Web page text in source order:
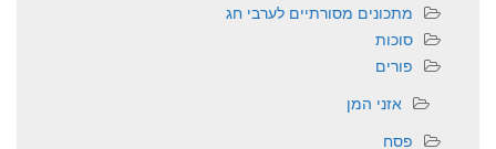
מתכונים מסורתיים לערבי חג
סוכות
פורים
אזני המן
פסח